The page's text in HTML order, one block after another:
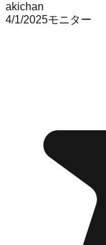
akichan
4/1/2025モニター